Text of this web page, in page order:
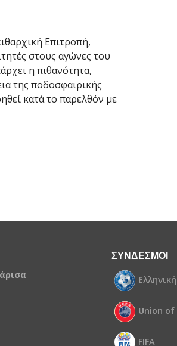
Επιτροπή,
στους αγώνες του
η πιθανότητα,
της ποδοσφαιρικής
κατά το παρελθόν με
ΣΥΝΔΕΣΜΟΙ
Ελληνική
Union of
FIFA